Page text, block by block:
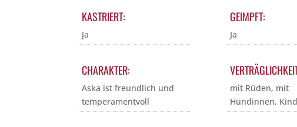
KASTRIERT:
Ja
GEIMPFT:
Ja
CHARAKTER:
Aska ist freundlich und
temperamentvoll
mit Rüden, mit
Hündinnen,